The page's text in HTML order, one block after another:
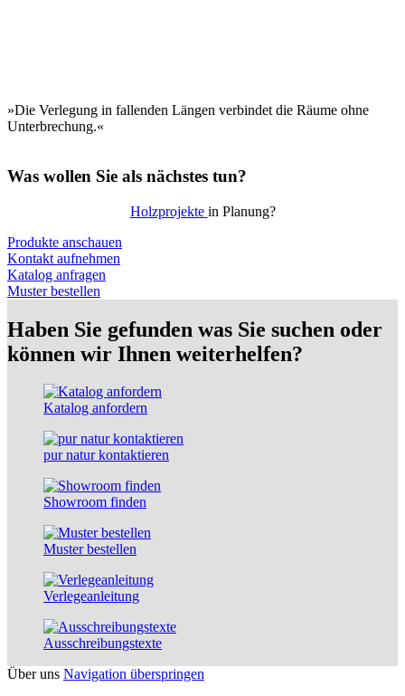
»Die Verlegung in fallenden Längen verbindet die Räume ohne
Unterbrechung.«
Was wollen Sie als nächstes tun?
Holzprojekte in Planung?
Produkte anschauen
Kontakt aufnehmen
Katalog anfragen
Muster bestellen
Haben Sie gefunden was Sie suchen oder
können wir Ihnen weiterhelfen?
Katalog anfordern
pur natur kontaktieren
Showroom finden
Muster bestellen
Verlege­anleitung
Ausschreibungs­texte
Über uns Navigation überspringen